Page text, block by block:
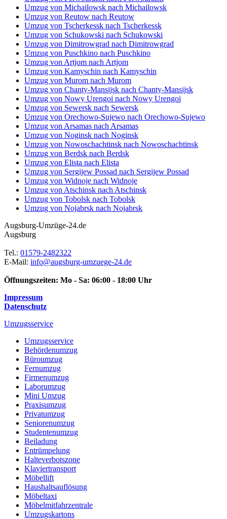
Umzug von Michailowsk nach Michailowsk
Umzug von Reutow nach Reutow
Umzug von Tscherkessk nach Tscherkessk
Umzug von Schukowski nach Schukowski
Umzug von Dimitrowgrad nach Dimitrowgrad
Umzug von Puschkino nach Puschkino
Umzug von Artjom nach Artjom
Umzug von Kamyschin nach Kamyschin
Umzug von Murom nach Murom
Umzug von Chanty-Mansijsk nach Chanty-Mansijsk
Umzug von Nowy Urengoi nach Nowy Urengoi
Umzug von Sewersk nach Sewersk
Umzug von Orechowo-Sujewo nach Orechowo-Sujewo
Umzug von Arsamas nach Arsamas
Umzug von Noginsk nach Noginsk
Umzug von Nowoschachtinsk nach Nowoschachtinsk
Umzug von Berdsk nach Berdsk
Umzug von Elista nach Elista
Umzug von Sergijew Possad nach Sergijew Possad
Umzug von Widnoje nach Widnoje
Umzug von Atschinsk nach Atschinsk
Umzug von Tobolsk nach Tobolsk
Umzug von Nojabrsk nach Nojabrsk
Augsburg-Umzüge-24.de
Augsburg
Tel.: 01579-2482322
E-Mail: info@augsburg-umzuege-24.de
Öffnungszeiten: Mo - Sa: 06:00 - 18:00 Uhr
Impressum
Datenschutz
Umzugsservice
Umzugsservice
Behördenumzug
Büroumzug
Fernumzug
Firmenumzug
Laborumzug
Mini Umzug
Praxisumzug
Privatumzug
Seniorenumzug
Studentenumzug
Beiladung
Entrümpelung
Halteverbotszone
Klaviertransport
Möbellift
Haushaltsauflösung
Möbeltaxi
Möbelmitfahrzentrale
Umzugskartons